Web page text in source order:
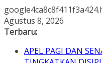
Skip
to
Agustus 8, 2026
Terbaru:
APEL PAGI DAN